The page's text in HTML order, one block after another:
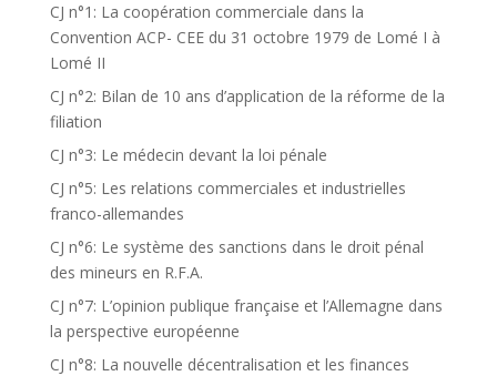
CJ n°1: La coopération commerciale dans la
Convention ACP- CEE du 31 octobre 1979 de Lomé I à
Lomé II
CJ n°2: Bilan de 10 ans d’application de la réforme de la
filiation
CJ n°3: Le médecin devant la loi pénale
CJ n°5: Les relations commerciales et industrielles
franco-allemandes
CJ n°6: Le système des sanctions dans le droit pénal
des mineurs en R.F.A.
CJ n°7: L’opinion publique française et l’Allemagne dans
la perspective européenne
CJ n°8: La nouvelle décentralisation et les finances